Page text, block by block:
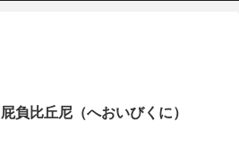
屁負比丘尼（へおいびくに）